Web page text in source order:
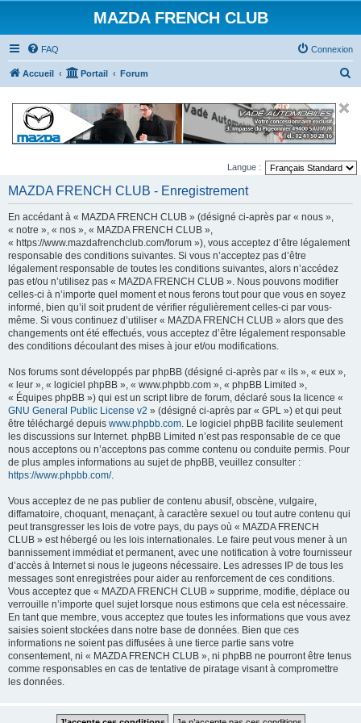
MAZDA FRENCH CLUB
FAQ Connexion
Accueil Portail Forum
r
Langue :
MAZDA FRENCH CLUB - Enregistrement
En accédant à « MAZDA FRENCH CLUB » (désigné ci-après par « nous »,
« notre », « nos », « MAZDA FRENCH CLUB »,
« https://www.mazdafrenchclub.com/forum »), vous acceptez d’être légalement
responsable des conditions suivantes. Si vous n’acceptez pas d’être
légalement responsable de toutes les conditions suivantes, alors n’accédez
pas et/ou n’utilisez pas « MAZDA FRENCH CLUB ». Nous pouvons modifier
celles-ci à n’importe quel moment et nous ferons tout pour que vous en soyez
informé, bien qu’il soit prudent de vérifier régulièrement celles-ci par vous-
même. Si vous continuez d’utiliser « MAZDA FRENCH CLUB » alors que des
changements ont été effectués, vous acceptez d’être légalement responsable
des conditions découlant des mises à jour et/ou modifications.
Nos forums sont développés par phpBB (désigné ci-après par « ils », « eux »,
« leur », « logiciel phpBB », « www.phpbb.com », « phpBB Limited »,
« Équipes phpBB ») qui est un script libre de forum, déclaré sous la licence «
GNU General Public License v2 » (désigné ci-après par « GPL ») et qui peut
être téléchargé depuis www.phpbb.com . Le logiciel phpBB facilite seulement
les discussions sur Internet. phpBB Limited n’est pas responsable de ce que
nous acceptons ou n’acceptons pas comme contenu ou conduite permis. Pour
de plus amples informations au sujet de phpBB, veuillez consulter :
https://www.phpbb.com/.
Vous acceptez de ne pas publier de contenu abusif, obscène, vulgaire,
diffamatoire, choquant, menaçant, à caractère sexuel ou tout autre contenu qui
peut transgresser les lois de votre pays, du pays où « MAZDA FRENCH
CLUB » est hébergé ou les lois internationales. Le faire peut vous mener à un
bannissement immédiat et permanent, avec une notification à votre fournisseur
d’accès à Internet si nous le jugeons nécessaire. Les adresses IP de tous les
messages sont enregistrées pour aider au renforcement de ces conditions.
Vous acceptez que « MAZDA FRENCH CLUB » supprime, modifie, déplace ou
verrouille n’importe quel sujet lorsque nous estimons que cela est nécessaire.
En tant que membre, vous acceptez que toutes les informations que vous avez
saisies soient stockées dans notre base de données. Bien que ces
informations ne soient pas diffusées à une tierce partie sans votre
consentement, ni « MAZDA FRENCH CLUB », ni phpBB ne pourront être tenus
comme responsables en cas de tentative de piratage visant à compromettre
les données.